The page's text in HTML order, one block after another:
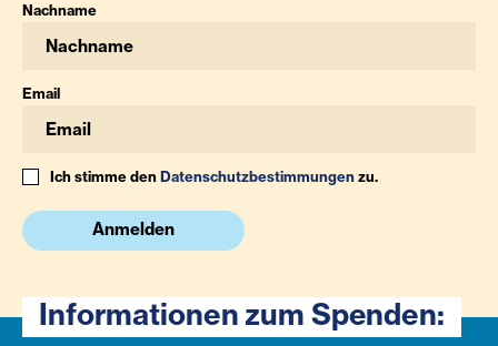
Nachname
Email
Ich stimme denDatenschutzbestimmungenzu.
Anmelden
Informationen zum Spenden: